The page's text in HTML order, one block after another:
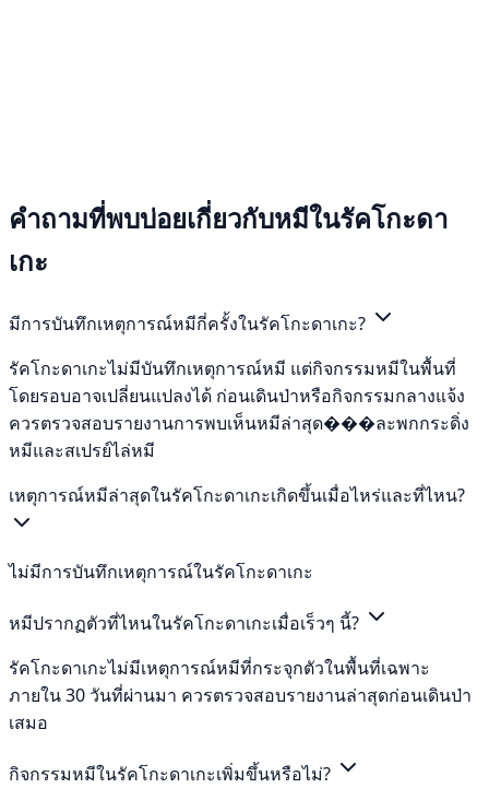
คำถามที่พบบ่อยเกี่ยวกับหมีในรัคโกะดา
เกะ
มีการบันทึกเหตุการณ์หมีกี่ครั้งในรัคโกะดาเกะ?
รัคโกะดาเกะไม่มีบันทึกเหตุการณ์หมี แต่กิจกรรมหมีในพื้นที่
โดยรอบอาจเปลี่ยนแปลงได้ ก่อนเดินป่าหรือกิจกรรมกลางแจ้ง
ควรตรวจสอบรายงานการพบเห็นหมีล่าสุด���ละพกกระดิ่ง
หมีและสเปรย์ไล่หมี
เหตุการณ์หมีล่าสุดในรัคโกะดาเกะเกิดขึ้นเมื่อไหร่และที่ไหน?
ไม่มีการบันทึกเหตุการณ์ในรัคโกะดาเกะ
หมีปรากฏตัวที่ไหนในรัคโกะดาเกะเมื่อเร็วๆ นี้?
รัคโกะดาเกะไม่มีเหตุการณ์หมีที่กระจุกตัวในพื้นที่เฉพาะ
ภายใน 30 วันที่ผ่านมา ควรตรวจสอบรายงานล่าสุดก่อนเดินป่า
เสมอ
กิจกรรมหมีในรัคโกะดาเกะเพิ่มขึ้นหรือไม่?